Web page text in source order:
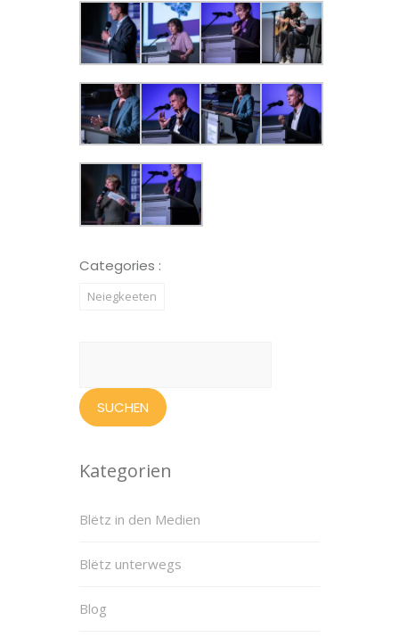
Categories :
Neiegkeeten
Kategorien
Blëtz in den Medien
Blëtz unterwegs
Blog